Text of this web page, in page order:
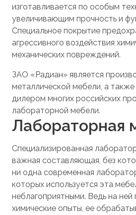
изготавливается по особым
увеличивающим прочность и
Специальное покрытие
агрессивного воздействия
механических повреждений.
ЗАО «Радиан» является
металлической мебели, а
дилером многих российских
лабораторной мебели.
Лабораторная
Специализированная
важная составляющая, без
ни одна современная
которых используется эта
неблагоприятными. Ведь на ней
химические опыты, ее